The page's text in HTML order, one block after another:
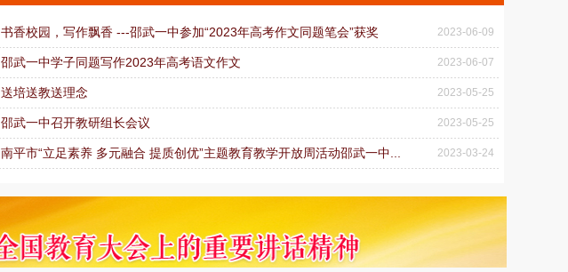
书香校园，写作飘香 ---邵武一中参加“2023年高考作文同题笔会”获奖 2023-06-09
邵武一中学子同题写作2023年高考语文作文 2023-06-07
送培送教送理念 2023-05-25
邵武一中召开教研组长会议 2023-05-25
南平市“立足素养 多元融合 提质创优”主题教育教学开放周活动邵武一中... 2023-03-24